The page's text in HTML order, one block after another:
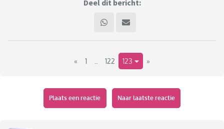
Linken naar de oude topics (op Viva en de herstart op Viva)
kan niet want er moet een minimaal aantal posts worden
geschreven. Dus googlen kan wel, om een indruk te krijgen
Nieuwe meeschrijvers van harte welkom!
Deel dit bericht:
« 1 122 123 »
Plaats een reactie Naar laatste reactie